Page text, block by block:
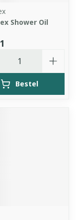
Shower Oil
Bestel